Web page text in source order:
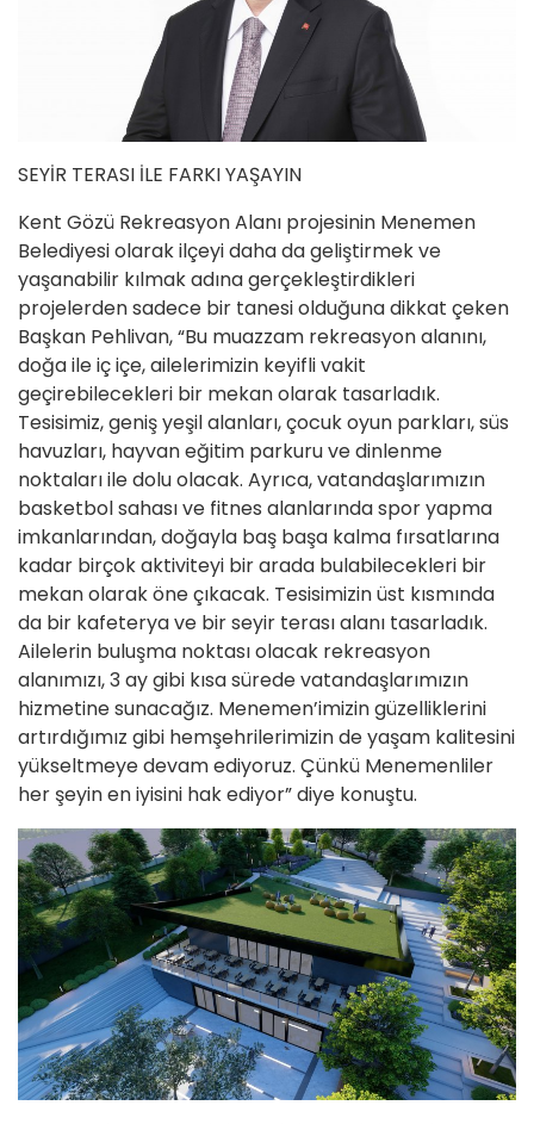
SEYİR TERASI İLE FARKI YAŞAYIN
Kent Gözü Rekreasyon Alanı projesinin Menemen
Belediyesi olarak ilçeyi daha da geliştirmek ve
yaşanabilir kılmak adına gerçekleştirdikleri
projelerden sadece bir tanesi olduğuna dikkat çeken
Başkan Pehlivan, “Bu muazzam rekreasyon alanını,
doğa ile iç içe, ailelerimizin keyifli vakit
geçirebilecekleri bir mekan olarak tasarladık.
Tesisimiz, geniş yeşil alanları, çocuk oyun parkları, süs
havuzları, hayvan eğitim parkuru ve dinlenme
noktaları ile dolu olacak. Ayrıca, vatandaşlarımızın
basketbol sahası ve fitnes alanlarında spor yapma
imkanlarından, doğayla baş başa kalma fırsatlarına
kadar birçok aktiviteyi bir arada bulabilecekleri bir
mekan olarak öne çıkacak. Tesisimizin üst kısmında
da bir kafeterya ve bir seyir terası alanı tasarladık.
Ailelerin buluşma noktası olacak rekreasyon
alanımızı, 3 ay gibi kısa sürede vatandaşlarımızın
hizmetine sunacağız. Menemen’imizin güzelliklerini
artırdığımız gibi hemşehrilerimizin de yaşam kalitesini
yükseltmeye devam ediyoruz. Çünkü Menemenliler
her şeyin en iyisini hak ediyor” diye konuştu.